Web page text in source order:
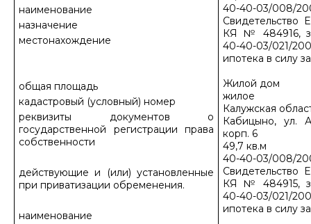
наименование
назначение
местонахождение
общая площадь
кадастровый (условный) номер
реквизиты документов о
государственной регистрации права
собственности
действующие и (или) установленные
при приватизации обременения.
наименование
40-40-03/008/
Свидетельство
КЯ № 484916,
40-40-03/021/
ипотека в силу
Жилой дом
жилое
Калужская
Кабицыно, ул.
корп. 6
49,7 кв.м
40-40-03/008/
Свидетельство
КЯ № 484915,
40-40-03/021/
ипотека в силу